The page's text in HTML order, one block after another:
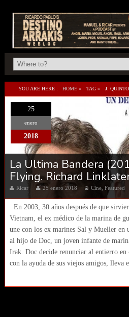
YOU ARE HERE : HOME » TAG » J.
25
enero
2018
La Ultima Bandera
Flying. Richard
Ricar 25 enero 2018 Cine, Featured
En 2003, 30 años después de que
Vietnam, el ex médico de la marina de
une con los ex marines Sal y Mueller en
al hijo de Doc, un joven infante de
Irak. Doc decide renunciar al entierro
con la ayuda de sus viejos amigos, lleva